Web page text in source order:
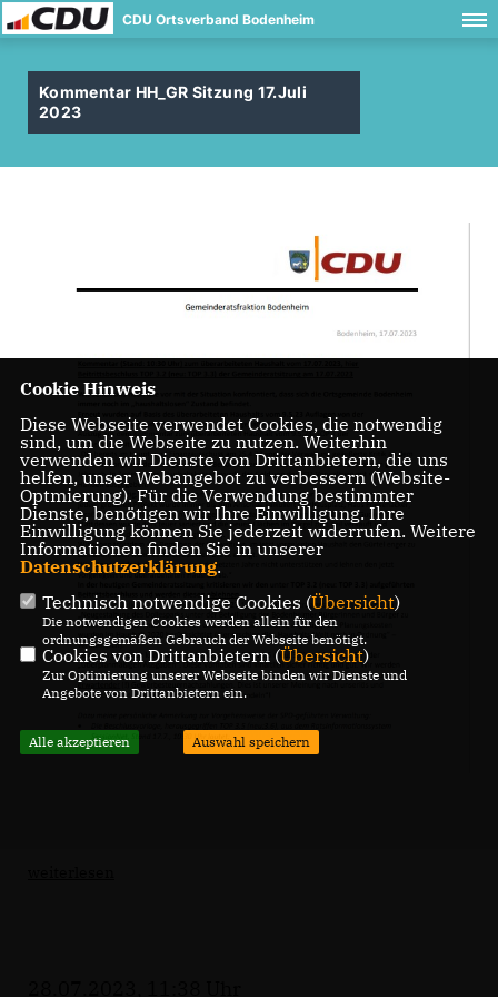
CDU Ortsverband Bodenheim
Kommentar HH_GR Sitzung 17.Juli
2023
Cookie Hinweis
Diese Webseite verwendet Cookies, die notwendig
sind, um die Webseite zu nutzen. Weiterhin
verwenden wir Dienste von Drittanbietern, die uns
helfen, unser Webangebot zu verbessern (Website-
Optmierung). Für die Verwendung bestimmter
Dienste, benötigen wir Ihre Einwilligung. Ihre
Einwilligung können Sie jederzeit widerrufen. Weitere
Informationen finden Sie in unserer
Datenschutzerklärung.
Technisch notwendige Cookies (Übersicht)
Die notwendigen Cookies werden allein für den
ordnungsgemäßen Gebrauch der Webseite benötigt.
Cookies von Drittanbietern (Übersicht)
Zur Optimierung unserer Webseite binden wir Dienste und
Angebote von Drittanbietern ein.
Alle akzeptieren Auswahl speichern